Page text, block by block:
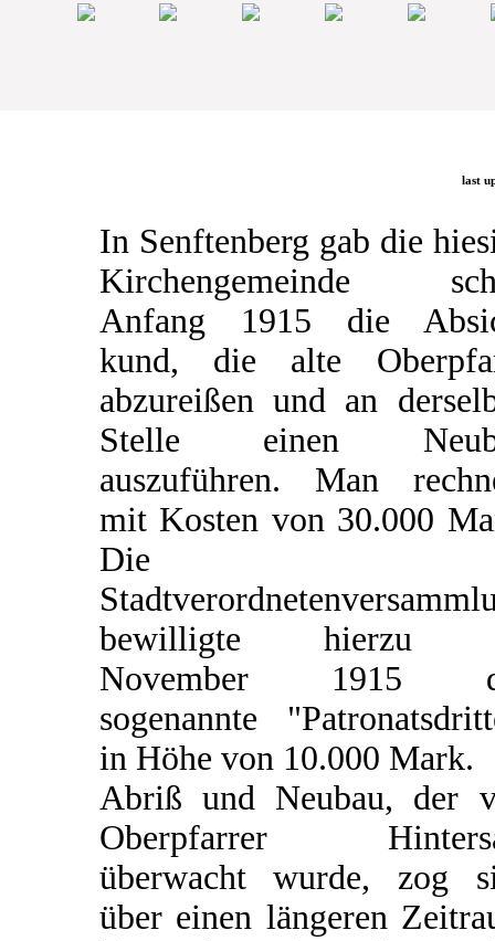
last
In Senftenberg gab die
Kirchengemeinde
Anfang 1915 die
kund, die alte
abzureißen und an
Stelle einen
auszuführen. Man
mit Kosten von 30.000
Die
bewilligte hierzu
November 1915
sogenannte
in Höhe von 10.000 Mark.
Abriß und Neubau, der
Oberpfarrer
überwacht wurde, zog
über einen längeren